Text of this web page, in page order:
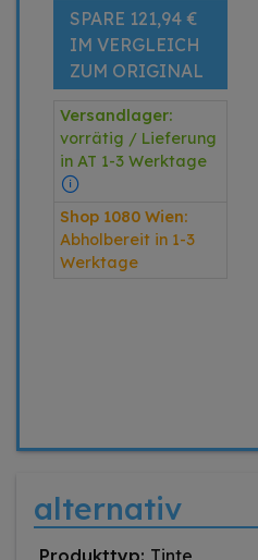
SPARE 121,94 €
IM VERGLEICH
ZUM ORIGINAL
Versandlager:
vorrätig / Lieferung
in AT 1-3 Werktage
Shop 1080 Wien:
Abholbereit in 1-3
Werktage
alternativ
Produkttyp: Tinte